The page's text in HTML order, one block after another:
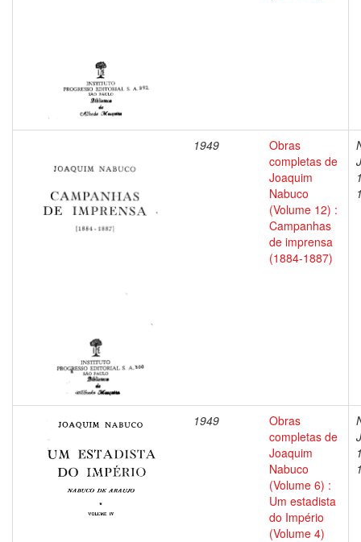
1949
Obras
completas de
Joaquim
Nabuco
(Volume 12) :
Campanhas
de imprensa
(1884-1887)
1949
Obras
completas de
Joaquim
Nabuco
(Volume 6) :
Um estadista
do Império
(Volume 4)